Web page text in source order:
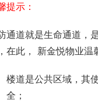
提示：
通道就是生命通道，
在此， 新金悦物业温
楼道是公共区域，其
全；